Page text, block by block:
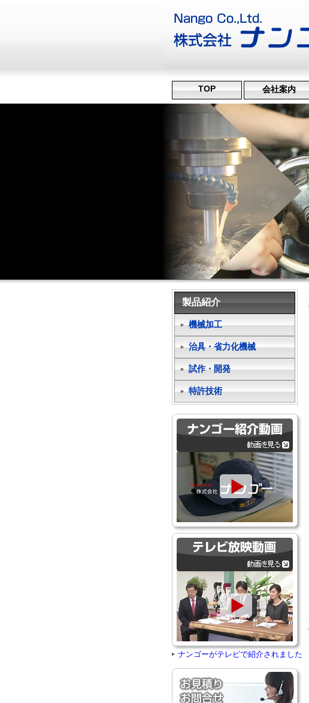
TOP
会社案内
ミッション
会社概要
機械設備
沿革・受賞歴
製品紹介
機械加工
治具・省力化機械
試作・開発
特許技術
ナンゴーがテレビで紹介されました